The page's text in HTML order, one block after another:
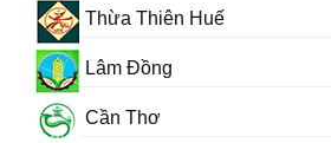
Thừa Thiên Huế
Lâm Đồng
Cần Thơ